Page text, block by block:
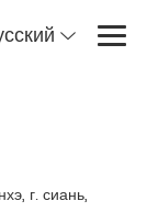
г. сиань,